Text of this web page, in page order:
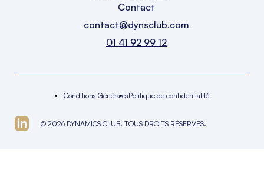
Contact
contact@dynsclub.com
01 41 92 99 12
© 2026 DYNAMICS CLUB. TOUS DROITS RÉSERVÉS.
Conditions GénéralesPolitique de confidentialité